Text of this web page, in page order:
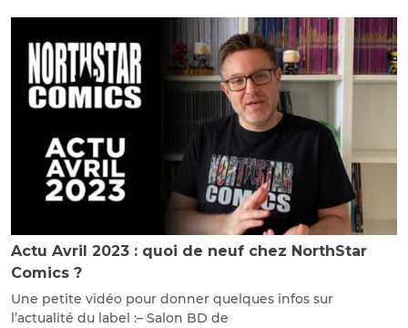
Actu Avril 2023 : quoi de neuf chez NorthStar
Comics ?
Une petite vidéo pour donner quelques infos sur
l’actualité du label :– Salon BD de